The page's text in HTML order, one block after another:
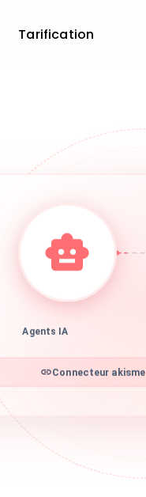
Tarification
Agents IA
Connecteur